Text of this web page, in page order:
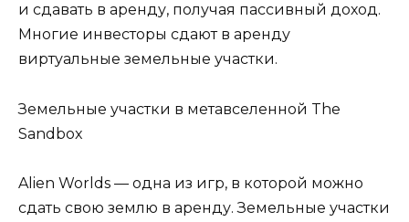
и сдавать в аренду, получая пассивный доход.
Многие инвесторы сдают в аренду
виртуальные земельные участки.
Земельные участки в метавселенной The
Sandbox
Alien Worlds — одна из игр, в которой можно
сдать свою землю в аренду. Земельные участки